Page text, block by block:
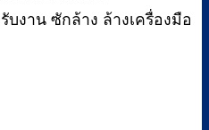
งาน ซักล้าง ล้างเครื่องมือ